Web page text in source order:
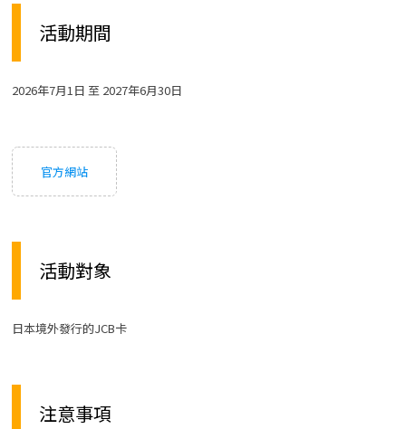
活動期間
2026年7月1日 至 2027年6月30日
官方網站
活動對象
日本境外發行的JCB卡
注意事項